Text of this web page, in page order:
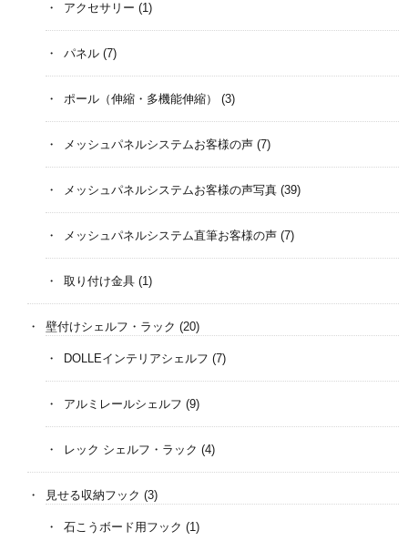
アクセサリー (1)
パネル (7)
ポール（伸縮・多機能伸縮） (3)
メッシュパネルシステムお客様の声 (7)
メッシュパネルシステムお客様の声写真 (39)
メッシュパネルシステム直筆お客様の声 (7)
取り付け金具 (1)
壁付けシェルフ・ラック (20)
DOLLEインテリアシェルフ (7)
アルミレールシェルフ (9)
レック シェルフ・ラック (4)
見せる収納フック (3)
石こうボード用フック (1)